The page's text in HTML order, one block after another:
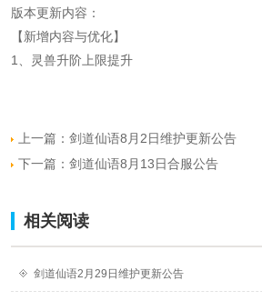
版本更新内容：
【新增内容与优化】
1、灵兽升阶上限提升
剑道仙语8月2日维护更新公告
上一篇：
剑道仙语8月13日合服公告
下一篇：
相关阅读
剑道仙语2月29日维护更新公告